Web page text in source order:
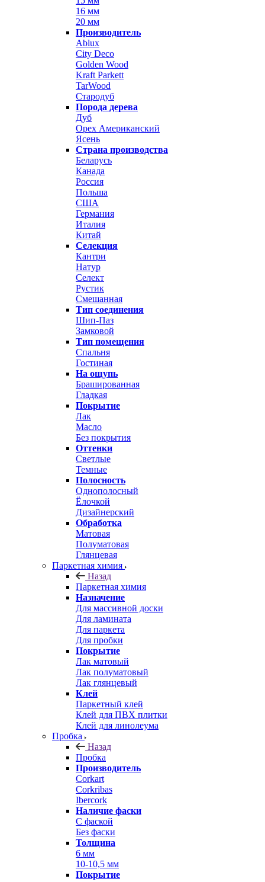
16 мм
20 мм
Производитель
Ablux
City Deco
Golden Wood
Kraft Parkett
TarWood
Стародуб
Порода дерева
Дуб
Орех Американский
Ясень
Страна производства
Беларусь
Канада
Россия
Польша
США
Германия
Италия
Китай
Селекция
Кантри
Натур
Селект
Рустик
Смешанная
Тип соединения
Шип-Паз
Замковой
Тип помещения
Спальня
Гостиная
На ощупь
Брашированная
Гладкая
Покрытие
Лак
Масло
Без покрытия
Оттенки
Светлые
Темные
Полосность
Однополосный
Ёлочкой
Дизайнерский
Обработка
Матовая
Полуматовая
Глянцевая
Паркетная химия
Назад
Паркетная химия
Назначение
Для массивной доски
Для ламината
Для паркета
Для пробки
Покрытие
Лак матовый
Лак полуматовый
Лак глянцевый
Клей
Паркетный клей
Клей для ПВХ плитки
Клей для линолеума
Пробка
Назад
Пробка
Производитель
Corkart
Corkribas
Ibercork
Наличие фаски
С фаской
Без фаски
Толщина
6 мм
10-10,5 мм
Покрытие